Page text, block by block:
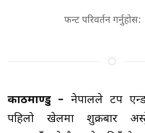
फन्ट परिवर्तन गर्नुहोस:
काठमाण्डु – नेपालले टप एन्ड
पहिलो खेलमा शुक्रबार